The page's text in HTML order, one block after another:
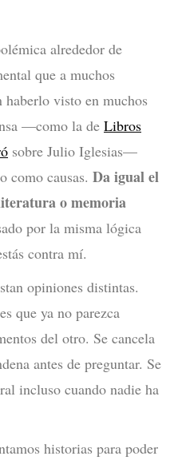
alrededor de
que a muchos
haberlo visto en muchos
—como la de Libros
sobre Julio Iglesias—
como causas. Da igual el
o memoria
por la misma lógica
contra mí.
opiniones distintas.
que ya no parezca
del otro. Se cancela
antes de preguntar. Se
incluso cuando nadie ha
historias para poder